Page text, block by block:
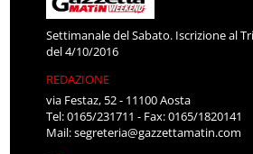
Settimanale del Sabato. Iscrizione al
del 4/10/2016
REDAZIONE
via Festaz, 52 - 11100 Aosta
Tel: 0165/231711 - Fax: 0165/1820141
Mail:segreteria@gazzettamatin.com